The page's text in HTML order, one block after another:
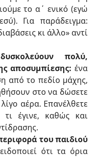
το α΄ ενικό (εγώ
Για παράδειγμα:
κι άλλο» αντί
πολύ,
αποσυμπίεσης: ένα
από το πεδίο μάχης,
στο να δώσετε
αέρα. Επανέλθετε
τι έγινε, καθώς και
του παιδιού
ότι τα όρια